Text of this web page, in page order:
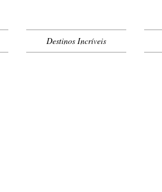
Destinos Incríveis